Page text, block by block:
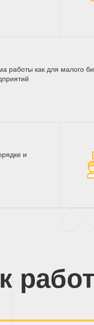
работы как для малого
и
работ